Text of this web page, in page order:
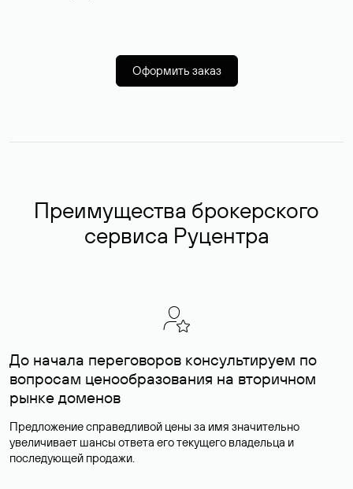
Оформить заказ
Преимущества брокерского
сервиса Руцентра
До начала переговоров консультируем по
вопросам ценообразования на вторичном
рынке доменов
Предложение справедливой цены за имя значительно
увеличивает шансы ответа его текущего владельца и
последующей продажи.